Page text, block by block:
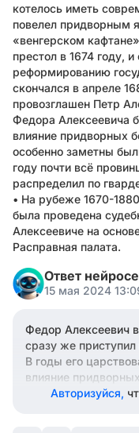
котелось иметь
повелел придворным
«венгерском
престол в 1674 году,
реформированию
скончался в апреле
провозглашен Петр
Федора Алексеевича
влияние придворных
особенно заметны
году почти всё
распределил по
• На рубеже 1670-
была проведена
Алексеевиче на
Расправная палата.
Ответ
15 мая 2024
Федор Алексеевич
сразу же
В годы его
влияние
Долгорукие и
Авторизуйся,